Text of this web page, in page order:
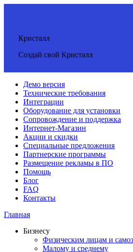
Кристалл
Создай свой Кристалл
Демо версия
Технические требования
Интеграции
Оборудование для установки
Сопровождение и поддержка
Интернет-Магазин
Акции и скидки
Специальные предложения
Партнерские программы
Размещение рекламы в ПО
Помощь
Блог
FAQ
Контакты
Главная
Бизнесу
Физическим лицам и
Малому и среднему